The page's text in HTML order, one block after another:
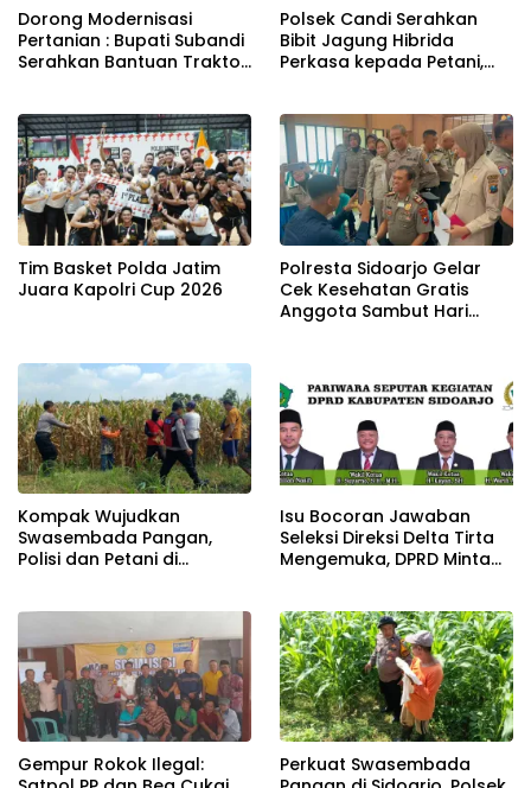
Dorong Modernisasi
Pertanian : Bupati Subandi
Serahkan Bantuan Traktor
Polsek Candi Serahkan
Bibit Jagung Hibrida
Perkasa kepada Petani,
Tim Basket Polda Jatim
Juara Kapolri Cup 2026
Polresta Sidoarjo Gelar
Cek Kesehatan Gratis
Anggota Sambut Hari
Kompak Wujudkan
Swasembada Pangan,
Polisi dan Petani di
Isu Bocoran Jawaban
Seleksi Direksi Delta Tirta
Mengemuka, DPRD Minta
Gempur Rokok Ilegal:
Perkuat Swasembada